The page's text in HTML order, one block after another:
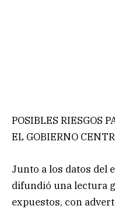
POSIBLES RIESGOS
EL GOBIERNO
Junto a los datos del
difundió una lectura
expuestos, con